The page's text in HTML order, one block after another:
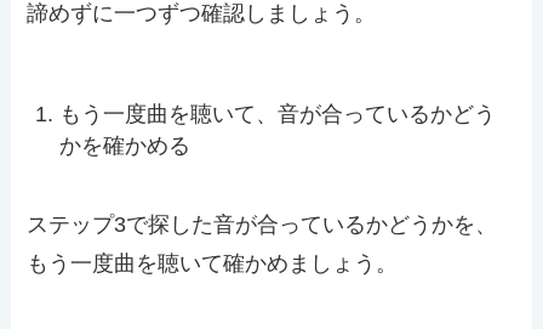
諦めずに一つずつ確認しましょう。
もう一度曲を聴いて、音が合っているかどう
かを確かめる
ステップ3で探した音が合っているかどうかを、
もう一度曲を聴いて確かめましょう。